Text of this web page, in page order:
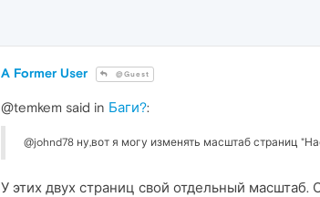
A Former User @Guest
@temkem said in Баги?:
@johnd78 ну,вот я могу изменять масштаб страниц
У этих двух страниц свой отдельный